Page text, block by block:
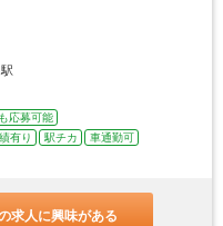
応募可能
有り 駅チカ
車通勤可
求人に興味がある